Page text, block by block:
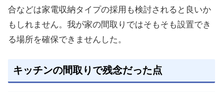
合などは家電収納タイプの採用も検討されると良いか
もしれません。我が家の間取りではそもそも設置でき
る場所を確保できませんした。
キッチンの間取りで残念だった点